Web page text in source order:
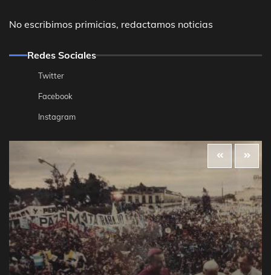
No escribimos primicias, redactamos noticias
Redes Sociales
Twitter
Facebook
Instagram